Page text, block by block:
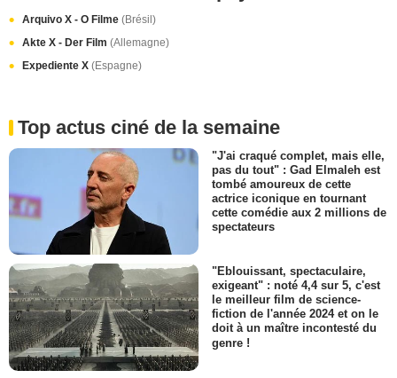
Arquivo X - O Filme (Brésil)
Akte X - Der Film (Allemagne)
Expediente X (Espagne)
Top actus ciné de la semaine
"J'ai craqué complet, mais elle,
pas du tout" : Gad Elmaleh est
tombé amoureux de cette
actrice iconique en tournant
cette comédie aux 2 millions de
spectateurs
"Eblouissant, spectaculaire,
exigeant" : noté 4,4 sur 5, c'est
le meilleur film de science-
fiction de l'année 2024 et on le
doit à un maître incontesté du
genre !